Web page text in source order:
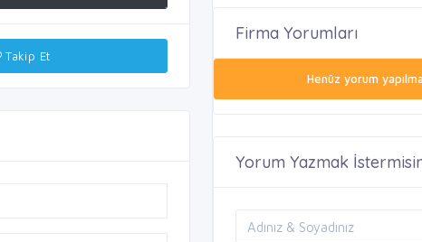
Takip Et
Firma Yorumları
Henüz yorum
Yorum Yazmak